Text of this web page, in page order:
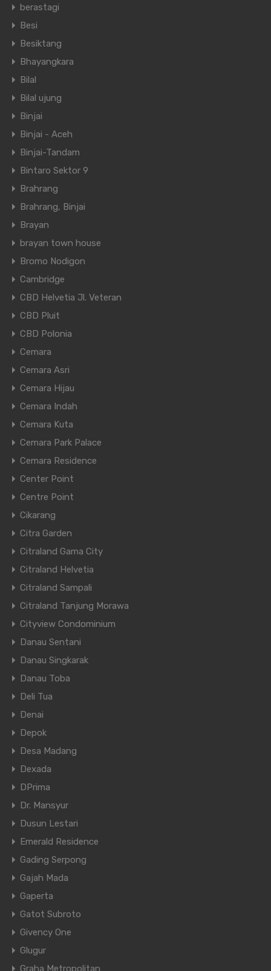
berastagi
Besi
Besiktang
Bhayangkara
Bilal
Bilal ujung
Binjai
Binjai - Aceh
Binjai-Tandam
Bintaro Sektor 9
Brahrang
Brahrang, Binjai
Brayan
brayan town house
Bromo Nodigon
Cambridge
CBD Helvetia Jl. Veteran
CBD Pluit
CBD Polonia
Cemara
Cemara Asri
Cemara Hijau
Cemara Indah
Cemara Kuta
Cemara Park Palace
Cemara Residence
Center Point
Centre Point
Cikarang
Citra Garden
Citraland Gama City
Citraland Helvetia
Citraland Sampali
Citraland Tanjung Morawa
Cityview Condominium
Danau Sentani
Danau Singkarak
Danau Toba
Deli Tua
Denai
Depok
Desa Madang
Dexada
DPrima
Dr. Mansyur
Dusun Lestari
Emerald Residence
Gading Serpong
Gajah Mada
Gaperta
Gatot Subroto
Givency One
Glugur
Graha Metropolitan